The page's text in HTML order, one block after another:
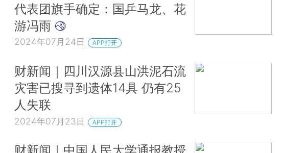
代表团旗手确定：国乒马龙、花
游冯雨
2024年07月24日 APP打开
财新闻｜四川汉源县山洪泥石流
灾害已搜寻到遗体14具 仍有25
人失联
2024年07月23日 APP打开